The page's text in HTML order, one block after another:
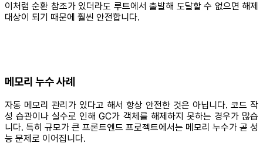
이처럼 순환 참조가 있더라도 루트에서 출발해 도달할 수 없으면 해제
대상이 되기 때문에 훨씬 안전합니다.
메모리 누수 사례
자동 메모리 관리가 있다고 해서 항상 안전한 것은 아닙니다. 코드 작
성 습관이나 실수로 인해 GC가 객체를 해제하지 못하는 경우가 많습
니다. 특히 규모가 큰 프론트엔드 프로젝트에서는 메모리 누수가 곧 성
능 문제로 이어집니다.